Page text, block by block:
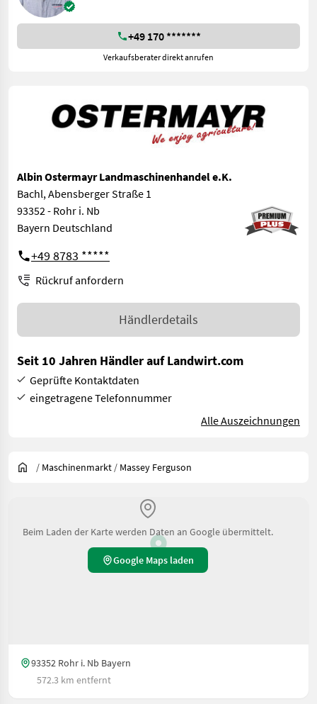
+49 170 *******
Verkaufsberater direkt anrufen
Albin Ostermayr Landmaschinenhandel e.K.
Bachl, Abensberger Straße 1
93352 - Rohr i. Nb
Bayern Deutschland
+49 8783 *****
Rückruf anfordern
Händlerdetails
Seit 10 Jahren Händler auf Landwirt.com
Geprüfte Kontaktdaten
eingetragene Telefonnummer
Alle Auszeichnungen
/ Maschinenmarkt / Massey Ferguson
Beim Laden der Karte werden Daten an Google übermittelt.
Google Maps laden
93352 Rohr i. Nb Bayern
572.3 km entfernt